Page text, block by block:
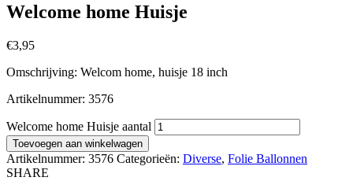
Welcome home Huisje
€3,95
Omschrijving: Welcom home, huisje 18 inch
Artikelnummer: 3576
Welcome home Huisje aantal
Toevoegen aan winkelwagen
Artikelnummer: 3576 Categorieën: Diverse, Folie Ballonnen
SHARE